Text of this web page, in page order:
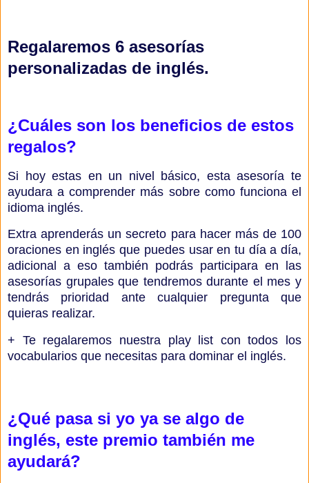
Regalaremos 6 asesorías
personalizadas de inglés.
¿Cuáles son los beneficios de estos
regalos?
Si hoy estas en un nivel básico, esta asesoría te
ayudara a comprender más sobre como funciona el
idioma inglés.
Extra aprenderás un secreto para hacer más de 100
oraciones en inglés que puedes usar en tu día a día,
adicional a eso también podrás participara en las
asesorías grupales que tendremos durante el mes y
tendrás prioridad ante cualquier pregunta que
quieras realizar.
+ Te regalaremos nuestra play list con todos los
vocabularios que necesitas para dominar el inglés.
¿Qué pasa si yo ya se algo de
inglés, este premio también me
ayudará?